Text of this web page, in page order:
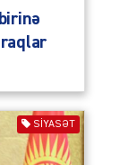
SIYASƏT